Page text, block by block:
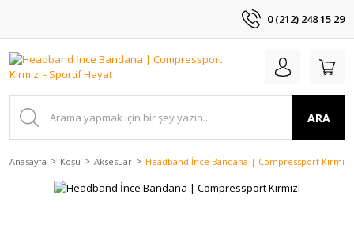
0 (212) 248 15 29
ARA
Anasayfa Koşu Aksesuar Headband İnce Bandana | Compressport Kırmızı